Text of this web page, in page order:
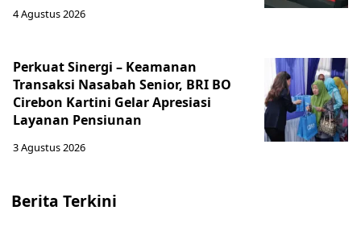
4 Agustus 2026
Perkuat Sinergi – Keamanan
Transaksi Nasabah Senior, BRI BO
Cirebon Kartini Gelar Apresiasi
Layanan Pensiunan
3 Agustus 2026
Berita Terkini